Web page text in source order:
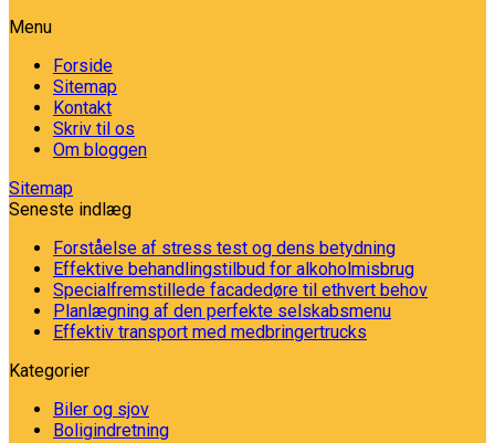
Menu
Forside
Sitemap
Kontakt
Skriv til os
Om bloggen
Sitemap
Seneste indlæg
Forståelse af stress test og dens betydning
Effektive behandlingstilbud for alkoholmisbrug
Specialfremstillede facadedøre til ethvert behov
Planlægning af den perfekte selskabsmenu
Effektiv transport med medbringertrucks
Kategorier
Biler og sjov
Boligindretning